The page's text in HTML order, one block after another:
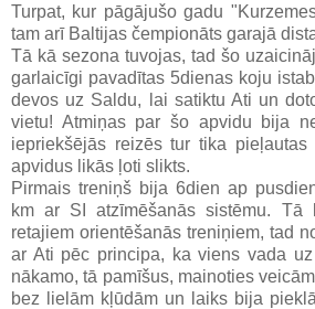
Turpat, kur pāgājušo gadu
tam arī Baltijas čempionāts garajā
Tā kā sezona tuvojas, tad šo
garlaicīgi pavadītas 5dienas koju
devos uz Saldu, lai satiktu Ati un
vietu! Atmiņas par šo apvidu bija
iepriekšējās reizēs tur tika
apvidus likās ļoti slikts.
Pirmais treniņš bija 6dien ap
km ar SI atzīmēšanās sistēmu.
retajiem orientēšanās treniņiem, tad
ar Ati pēc principa, ka viens vada
nākamo, tā pamīšus, mainoties
bez lielām kļūdām un laiks bija